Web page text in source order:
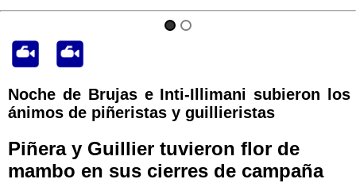
Noche de Brujas e Inti-Illimani subieron los
ánimos de piñeristas y guillieristas
Piñera y Guillier tuvieron flor de
mambo en sus cierres de campaña